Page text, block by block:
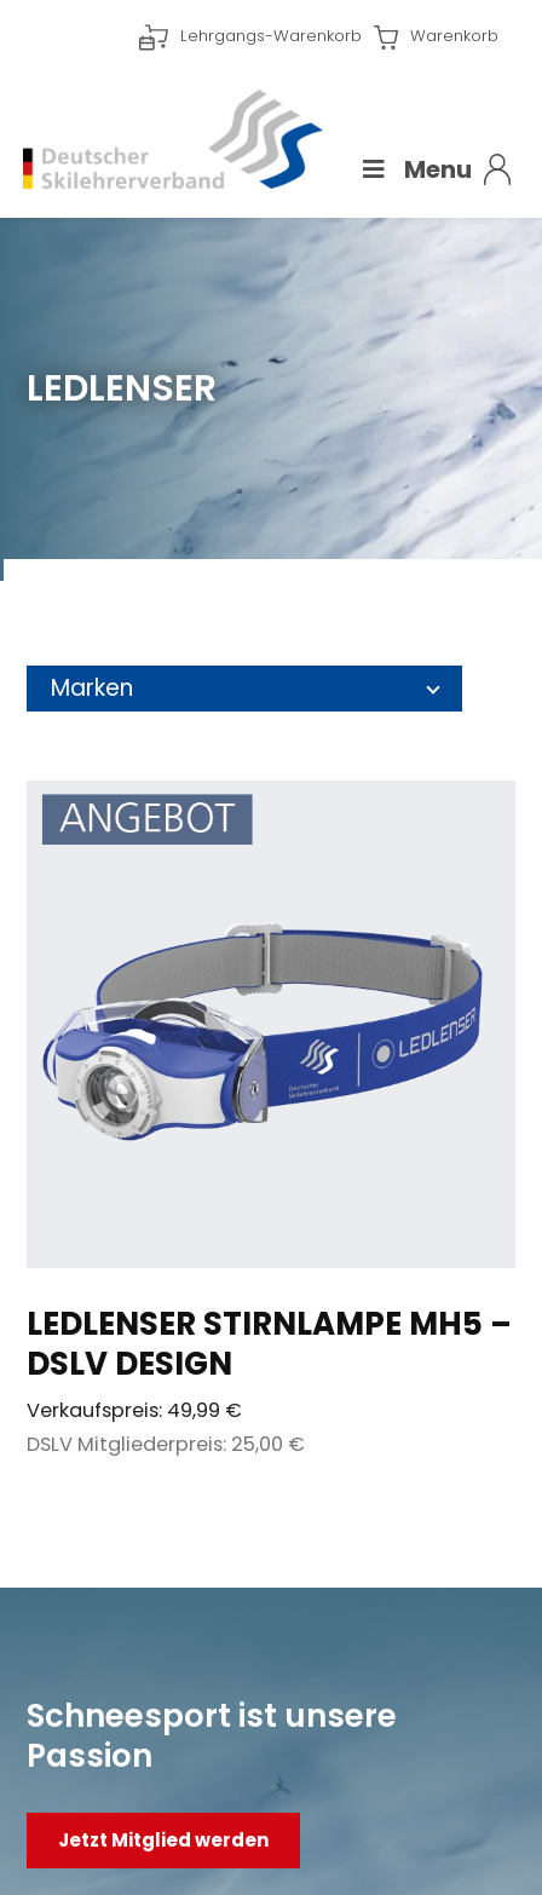
Lehrgangs-Warenkorb Warenkorb
Menu
LEDLENSER
Marken
LEDLENSER STIRNLAMPE MH5 –
DSLV DESIGN
Verkaufspreis: 49,99 €
DSLV Mitgliederpreis: 25,00 €
Schneesport ist unsere
Passion
Jetzt Mitglied werden